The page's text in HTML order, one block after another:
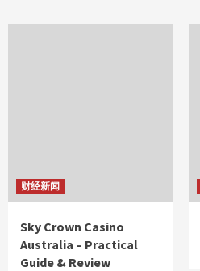
财经新闻
Sky Crown Casino
Australia – Practical
Guide & Review